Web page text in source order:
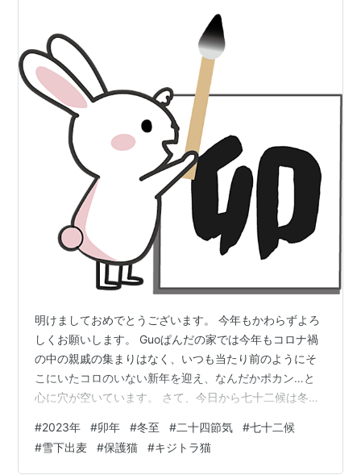
明けましておめでとうございます。 今年もかわらずよろ
しくお願いします。 Guoぱんだの家では今年もコロナ禍
の中の親戚の集まりはなく、いつも当たり前のようにそ
こにいたコロのいない新年を迎え、なんだかポカン…と
心に穴が空いています。 さて、今日から七十二候は冬至
いだす） 雪の下に麦が芽を出す頃 今年は良い一年になり
ますように… 茶太郎はこの1ヶ月で超甘えん坊になりまし
#2023年 #卯年 #冬至 #二十四節気 #七十二候
#雪下出麦 #保護猫 #キジトラ猫